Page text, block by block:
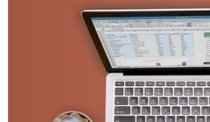
برند به شرکت‌ها (یا افراد) این امکان را